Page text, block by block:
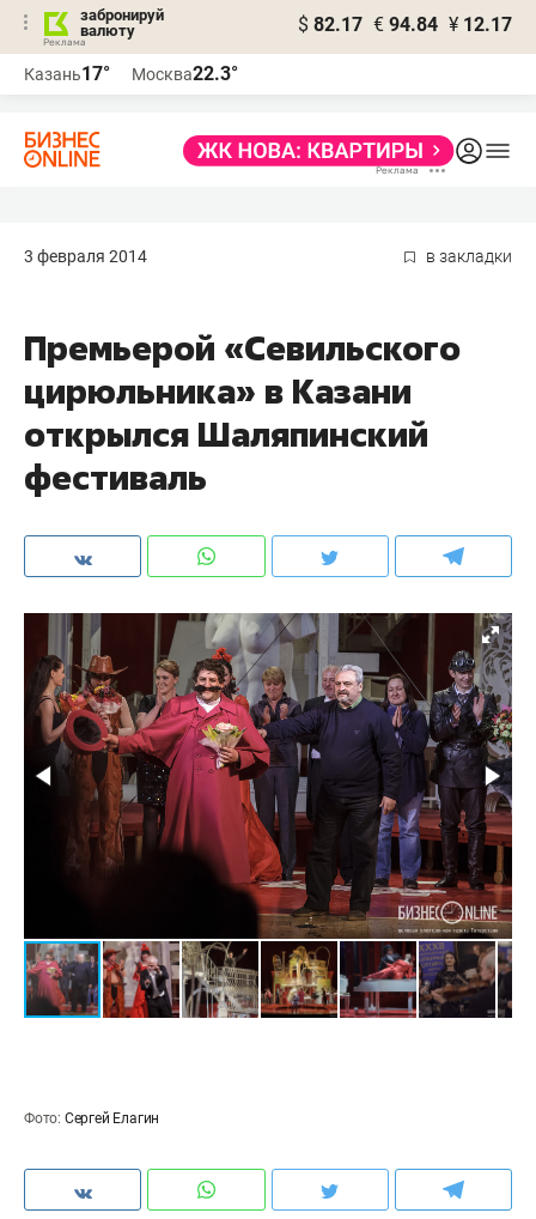
забронируй
валюту
$ 82.17 € 94.84 ¥ 12.17
Казань17° Москва22.3°
3 февраля 2014 в закладки
Премьерой «Севильского
цирюльника» в Казани
открылся Шаляпинский
фестиваль
Фото: Сергей Елагин